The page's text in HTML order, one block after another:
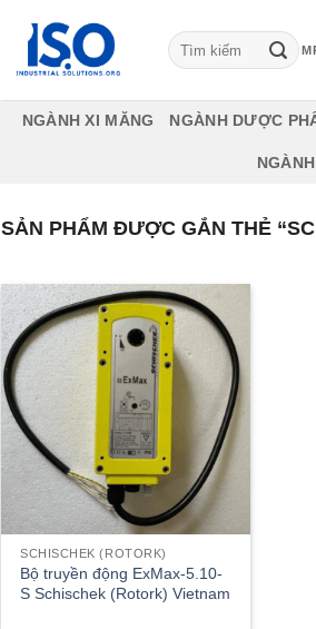
Tìm
kiếm:
NGÀNH XI MĂNG NGÀNH DƯỢC
SẢN PHẨM ĐƯỢC GẮN THẺ
SCHISCHEK (ROTORK)
Bộ truyền động ExMax-5.10-
S Schischek (Rotork) Vietnam